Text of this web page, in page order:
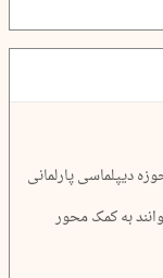
دیپلماسی پارلمانی
به کمک محور